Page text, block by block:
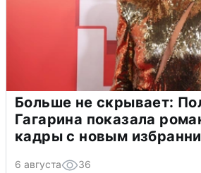
Больше не скрывает:
Гагарина показала
кадры с новым
6 августа 36